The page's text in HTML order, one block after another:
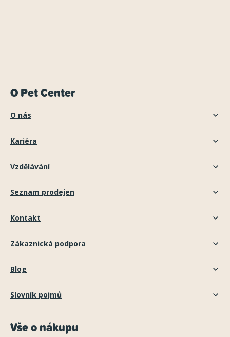
O Pet Center
O nás
Kariéra
Vzdělávání
Seznam prodejen
Kontakt
Zákaznická podpora
Blog
Slovník pojmů
Vše o nákupu